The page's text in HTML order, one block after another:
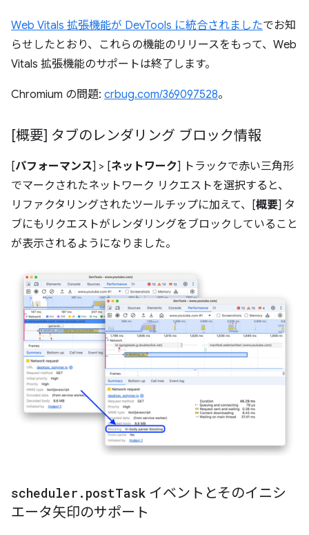
Web Vitals 拡張機能が DevTools に統合されましたでお知
らせしたとおり、これらの機能のリリースをもって、Web
Vitals 拡張機能のサポートは終了します。
Chromium の問題: crbug.com/369097528。
[概要] タブのレンダリング ブロック情報
[パフォーマンス] > [ネットワーク] トラックで赤い三角形
でマークされたネットワーク リクエストを選択すると、
リファクタリングされたツールチップに加えて、[概要] タ
ブにもリクエストがレンダリングをブロックしていること
が表示されるようになりました。
scheduler . postTask イベントとそのイニシ
エータ矢印のサポート